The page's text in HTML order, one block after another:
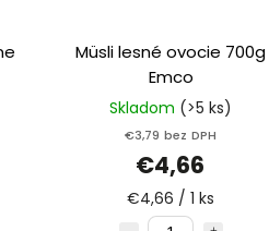
Müsli lesné ovocie 700g
Emco
Skladom (>5 ks)
€3,79 bez DPH
€4,66
€4,66 / 1 ks